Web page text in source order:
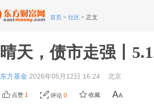
首页 > 社区 > 正文
晴天，债市走强丨
东方基金 2026年05月12日 16:24 北京
点赞 1 评论 0 收藏